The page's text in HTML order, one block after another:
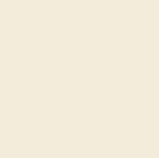
לעולמו ב-1991, שנה בלבד לאחר שאובחן